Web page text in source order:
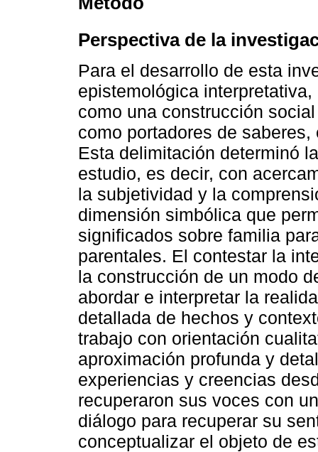
Perspectiva de la
Para el desarrollo de esta
epistemológica
como una construcción
como portadores de
Esta delimitación determinó
estudio, es decir, con
la subjetividad y la
dimensión simbólica que
significados sobre familia
parentales. El contestar la
la construcción de un modo
abordar e interpretar la
detallada de hechos y
trabajo con orientación
aproximación profunda y
experiencias y creencias
recuperaron sus voces con
diálogo para recuperar su
conceptualizar el objeto de